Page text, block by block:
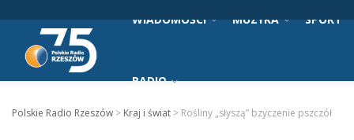
WIADOMOŚCI MUZYKA SPORT
RADIO
Polskie Radio Rzeszów > Kraj i świat > Rośliny „słyszą” bzyczenie pszczół